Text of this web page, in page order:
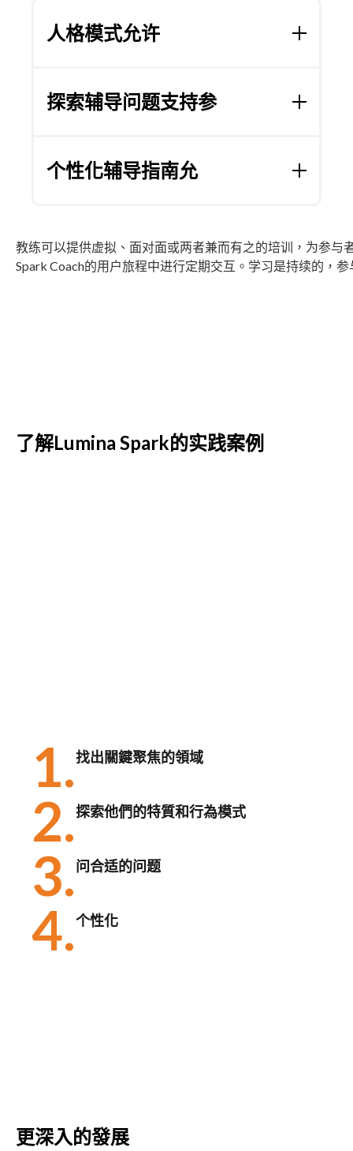
人格模式允许
三个角色中独特的质量模式来互动地发挥他们
的个性。这些包括它们的放大、隐藏的宝藏、
心。质量模式反映了优势以及使用智能数据和
未来的潜在发展。
探索辅导问题支持参
展领域并回答个性化的辅导问题，确保他们可
以专注于真正重要的事情，真正掌握自己的发
现关键目标。
个性化辅导指南允
指南，这意味着他们可以在需要时提供指导和
支持。在研讨会或反馈会议之前将其打印出
教练可以提供虚拟、面对面或两者兼而有之的培训，为参与
Spark Coach的用户旅程中进行定期交互。学习是持续的，
了解Lumina Spark的实践案例
1.找出關鍵聚焦的領域
2.探索他們的特質和行為模式
3.问合适的问题
4.个性化
更深入的發展